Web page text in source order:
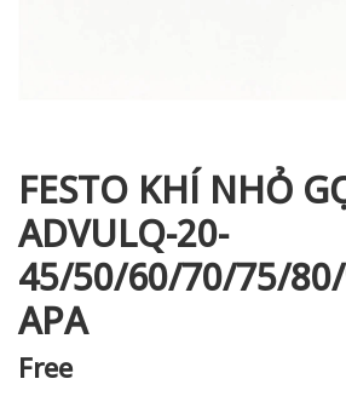
FESTO KHÍ NHỎ
ADVULQ-20-
45/50/60/70/75/
APA
Free